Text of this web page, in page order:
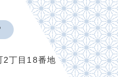
2丁目18番地